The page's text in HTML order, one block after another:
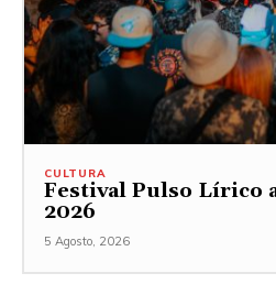
CULTURA
Festival Pulso Lírico
2026
5 Agosto, 2026